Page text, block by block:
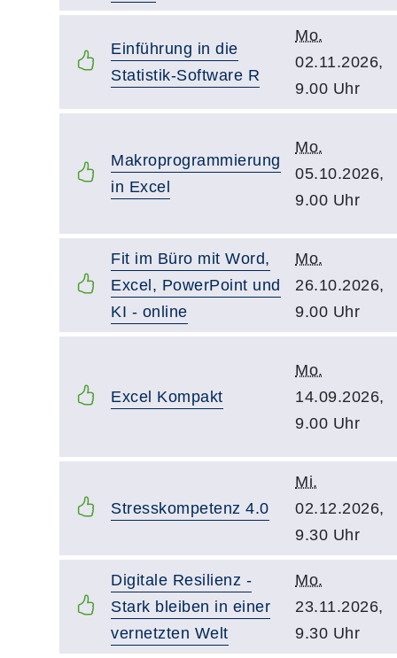
Einführung in die
Statistik-Software R
Mo.
02.11.2026,
9.00 Uhr
Makroprogrammierung
in Excel
Mo.
05.10.2026,
9.00 Uhr
Fit im Büro mit Word,
Excel, PowerPoint und
KI - online
Mo.
26.10.2026,
9.00 Uhr
Excel Kompakt
Mo.
14.09.2026,
9.00 Uhr
Stresskompetenz 4.0
Mi.
02.12.2026,
9.30 Uhr
Digitale Resilienz -
Stark bleiben in einer
vernetzten Welt
Mo.
23.11.2026,
9.30 Uhr